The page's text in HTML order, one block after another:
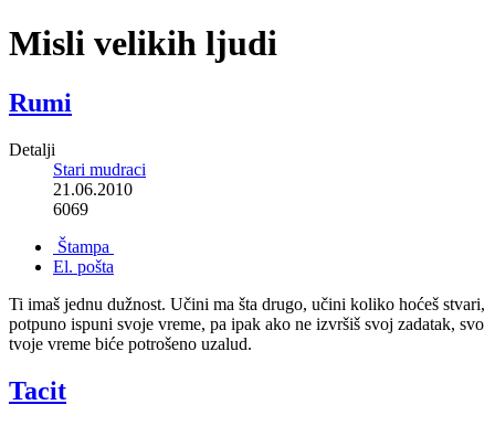
Misli velikih ljudi
Rumi
Detalji
Stari mudraci
21.06.2010
6069
Štampa
El. pošta
Ti imaš jednu dužnost. Učini ma šta drugo, učini koliko hoćeš stvari,
potpuno ispuni svoje vreme, pa ipak ako ne izvršiš svoj zadatak, svo
tvoje vreme biće potrošeno uzalud.
Tacit